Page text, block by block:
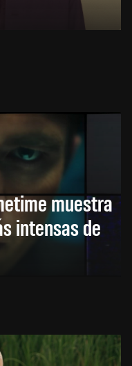
muestra
intensas de